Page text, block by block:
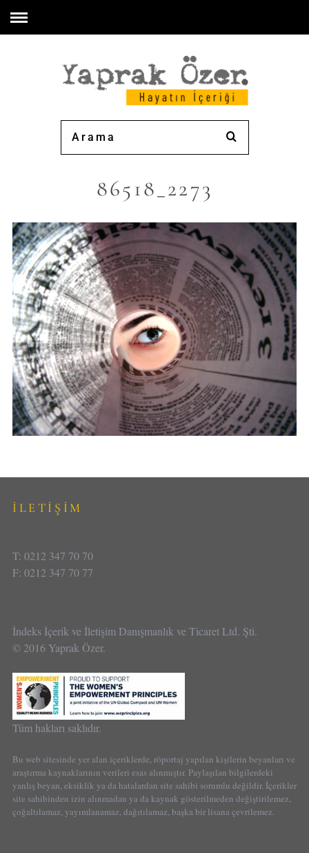
86518_2273
İLETİŞİM
T: 0212 347 70 70
F: 0212 347 70 77
İndeks İçerik ve İletişim Danışmanlık ve Ticaret Ltd. Şti.
© 2016 Yaprak Özer.
Tüm hakları saklıdır.
Bu web sitesinde yer alan içeriklerde, röportaj yapılan kişilerin beyanları ve
araştırma kaynaklarının verileri esas alınmıştır. Paylaşılan bilgilerdeki
yanlış beyan, eksiklik ya da hatalardan site sahibi sorumlu değildir. İçerikler
site sahibinden izin alınmadan ya da kaynak gösterilmeden değiştirilemez,
çoğaltılamaz, yayımlanamaz, dağıtılamaz, başka bir lisana çevrilemez.